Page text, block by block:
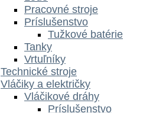
Pracovné stroje
Príslušenstvo
Tužkové batérie
Tanky
Vrtuľníky
Technické stroje
Vláčiky a električky
Vláčikové dráhy
Príslušenstvo